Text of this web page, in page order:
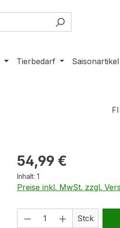
Tierbedarf Saisonartikel
Regulärer Preis:
54,99 €
Inhalt: 1
Preise inkl. MwSt. zzgl.
Produkt Anzahl:
Stck